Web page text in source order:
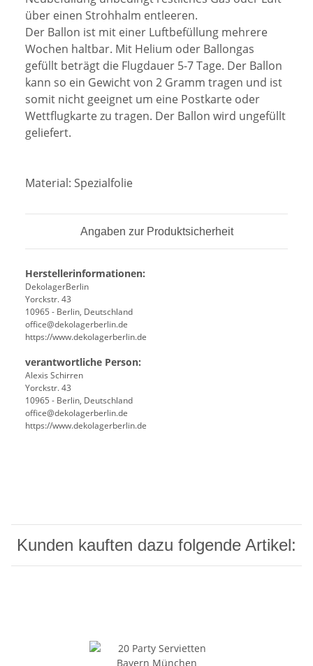
über einen Strohhalm entleeren.
Der Ballon ist mit einer Luftbefüllung mehrere
Wochen haltbar. Mit Helium oder Ballongas
gefüllt beträgt die Flugdauer 5-7 Tage. Der Ballon
kann so ein Gewicht von 2 Gramm tragen und ist
somit nicht geeignet um eine Postkarte oder
Wettflugkarte zu tragen. Der Ballon wird ungefüllt
geliefert.
Material: Spezialfolie
Angaben zur Produktsicherheit
Herstellerinformationen:
DekolagerBerlin
Yorckstr. 43
10965 - Berlin, Deutschland
office@dekolagerberlin.de
https://www.dekolagerberlin.de
verantwortliche Person:
Alexis Schirren
Yorckstr. 43
10965 - Berlin, Deutschland
office@dekolagerberlin.de
https://www.dekolagerberlin.de
Kunden kauften dazu folgende Artikel: